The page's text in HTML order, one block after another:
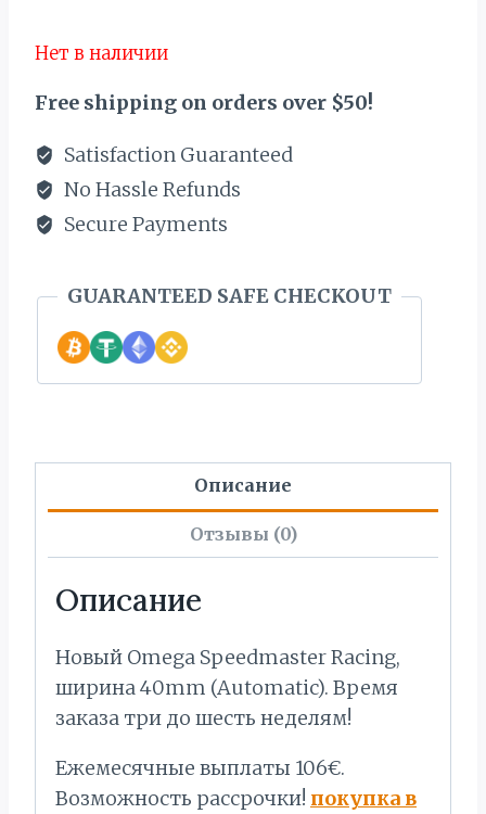
Нет в наличии
Free shipping on orders over $50!
Satisfaction Guaranteed
No Hassle Refunds
Secure Payments
GUARANTEED SAFE CHECKOUT
Описание
Отзывы (0)
Описание
Новый Omega Speedmaster Racing,
ширина 40mm (Automatic). Время
заказа три до шесть неделям!
Ежемесячные выплаты 106€.
Bозможность рассрочки! покупка в